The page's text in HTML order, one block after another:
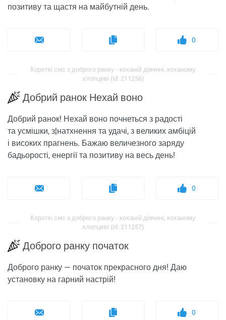
позитиву та щастя на майбутній день.
0
Короткі смс з доброго ранку - коханій дівчині, коханому
хлопцеві (id: 211256)
Добрий ранок Нехай воно
Добрий ранок! Нехай воно почнеться з радості
та усмішки, з¦натхнення та удачі, з великих амбіцій
і високих прагнень. Бажаю величезного заряду
бадьорості, енергії та позитиву на весь день!
0
Короткі смс з доброго ранку - коханій дівчині, коханому
хлопцеві (id: 211257)
Доброго ранку початок
Доброго ранку — початок прекрасного дня! Даю
установку на гарний настрій!
0